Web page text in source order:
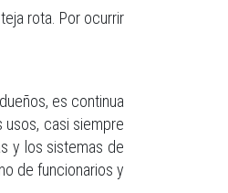
rota. Por ocurrir
es continua
usos, casi siempre
y los sistemas de
de funcionarios y